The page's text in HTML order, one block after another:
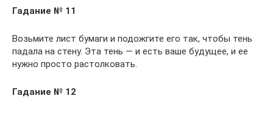
Гадание № 11
Возьмите лист бумаги и подожгите его так, чтобы тень
падала на стену. Эта тень — и есть ваше будущее, и ее
нужно просто растолковать.
Гадание № 12